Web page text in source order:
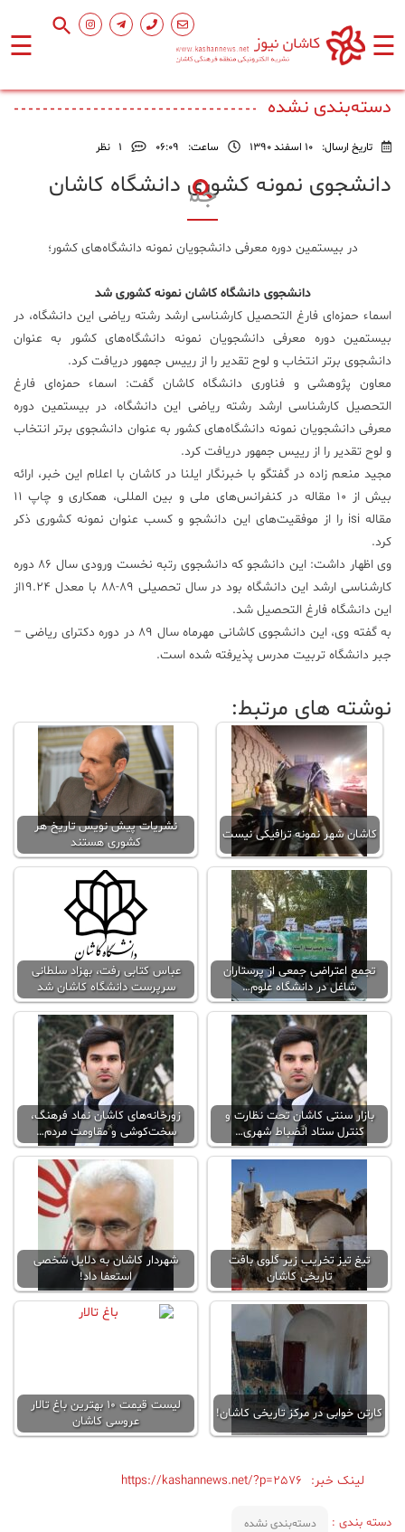
☰ ☰
اصلی
ورزشی
محیط
زیست
علم
و
فناوری
عکس
پادکست
مجله
فرهنگی
دسته‌بندی نشده
تاریخ ارسال: 10 اسفند 1390 ساعت: ۰۶:۰۹ 1 نظر
دانشجوی نمونه کشوری دانشگاه کاشان
در بیستمین دوره معرفی دانشجویان نمونه دانشگاه‌های کشور؛
دانشجوی دانشگاه کاشان نمونه کشوری شد
اسماء حمزه‌ای فارغ التحصیل کار‌شناسی ارشد رشته ریاضی این دانشگاه، در
بیستمین دوره معرفی دانشجویان نمونه دانشگاه‌های کشور به عنوان
دانشجوی بر‌تر انتخاب و لوح تقدیر را از رییس جمهور دریافت کرد.
معاون پژوهشی و فناوری دانشگاه کاشان گفت: اسماء حمزه‌ای فارغ
التحصیل کار‌شناسی ارشد رشته ریاضی این دانشگاه، در بیستمین دوره
معرفی دانشجویان نمونه دانشگاه‌های کشور به عنوان دانشجوی بر‌تر انتخاب
و لوح تقدیر را از رییس جمهور دریافت کرد.
مجید منعم ‌زاده در گفتگو با خبرنگار ایلنا در کاشان با اعلام این خبر، ارائه
بیش از ۱۰ مقاله در کنفرانس‌های ملی و بین المللی، همکاری و چاپ ۱۱
مقاله isi را از موفقیت‌های این دانشجو و کسب عنوان نمونه کشوری ذکر
کرد.
وی اظهار داشت: این دانشجو که دانشجوی رتبه نخست ورودی سال ۸۶ دوره
کار‌شناسی ارشد این دانشگاه بود در سال تحصیلی ۸۹-۸۸ با معدل 19.24از
این دانشگاه فارغ التحصیل شد.
به گفته وی، این دانشجوی کاشانی مهرماه سال ۸۹ در دوره دکترای ریاضی –
جبر دانشگاه تربیت مدرس پذیرفته شده است.
نوشته های مرتبط:
کاشان شهر نمونه ترافیکی نیست
نشریات پیش نویس تاریخ هر
کشوری هستند
تجمع اعتراضی جمعی از پرستاران
شاغل در دانشگاه علوم…
عباس کتابی رفت، بهزاد سلطانی
سرپرست دانشگاه کاشان شد
بازار سنتی کاشان تحت نظارت و
کنترل ستاد انضباط شهری…
زورخانه‌های کاشان نماد فرهنگ،
سخت‌کوشی و مقاومت مردم…
تیغ تیز تخریب زیر گلوی بافت
تاریخی کاشان
شهردار کاشان به دلایل شخصی
استعفا داد!
کارتن خوابی در مرکز تاریخی کاشان!
لیست قیمت ۱۰ بهترین باغ تالار
عروسی کاشان
لینک خبر: https://kashannews.net/?p=2576
دسته بندی : دسته‌بندی نشده